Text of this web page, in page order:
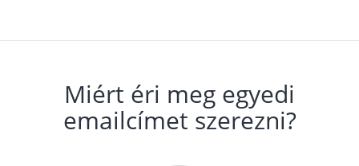
Miért éri meg egyedi
emailcímet szerezni?